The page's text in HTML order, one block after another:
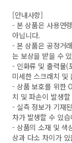
[안내사항]
- 본 상품은 사용연
아닙니다.
- 본 상품은 공정거
는 보상을 받을 수
- 인화류 및 출력물(
미세한 스크래치 및
- 상품 보호를 위한
치 및 파손이 발생
- 실측 정보가 기재
차가 발생할 수 있습
- 상품의 소재 및 색
상과 다소 차이가